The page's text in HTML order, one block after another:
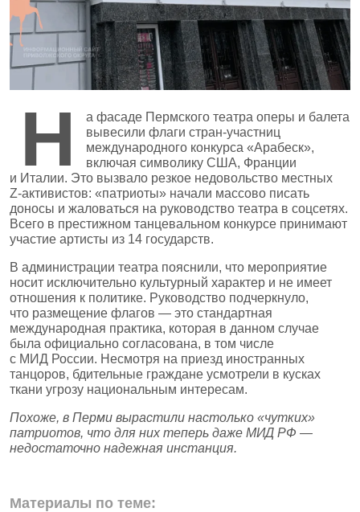
Н
а фасаде Пермского театра оперы и балета
вывесили флаги стран‑участниц
международного конкурса «Арабеск»,
включая символику США, Франции
и Италии. Это вызвало резкое недовольство местных
Z‑активистов: «патриоты» начали массово писать
доносы и жаловаться на руководство театра в соцсетях.
Всего в престижном танцевальном конкурсе принимают
участие артисты из 14 государств.
В администрации театра пояснили, что мероприятие
носит исключительно культурный характер и не имеет
отношения к политике. Руководство подчеркнуло,
что размещение флагов — это стандартная
международная практика, которая в данном случае
была официально согласована, в том числе
с МИД России. Несмотря на приезд иностранных
танцоров, бдительные граждане усмотрели в кусках
ткани угрозу национальным интересам.
Похоже, в Перми вырастили настолько «чутких»
патриотов, что для них теперь даже МИД РФ —
недостаточно надежная инстанция.
Материалы по теме: